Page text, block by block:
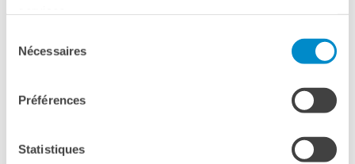
Nécessaires
Préférences
Statistiques
A Napoli, gli allievi hanno dovuto creare uno slam con
almeno tre parole su dieci dell’operazione «Dis-moi dix
logogramma – filatterio – rebus – segno – tracciato